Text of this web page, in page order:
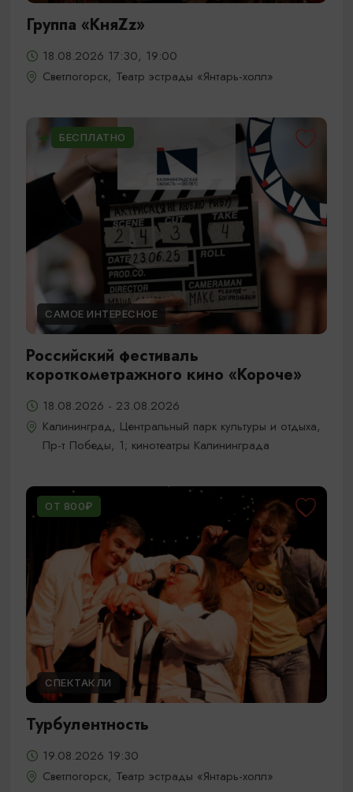
Группа «КняZz»
18.08.2026 17:30, 19:00
Светлогорск, Театр эстрады «Янтарь-холл»
БЕСПЛАТНО
САМОЕ ИНТЕРЕСНОЕ
Российский фестиваль
короткометражного кино «Короче»
18.08.2026 - 23.08.2026
Калининград, Центральный парк культуры и отдыха,
Пр-т Победы, 1; кинотеатры Калининграда
ОТ 800₽
СПЕКТАКЛИ
Турбулентность
19.08.2026 19:30
Светлогорск, Театр эстрады «Янтарь-холл»